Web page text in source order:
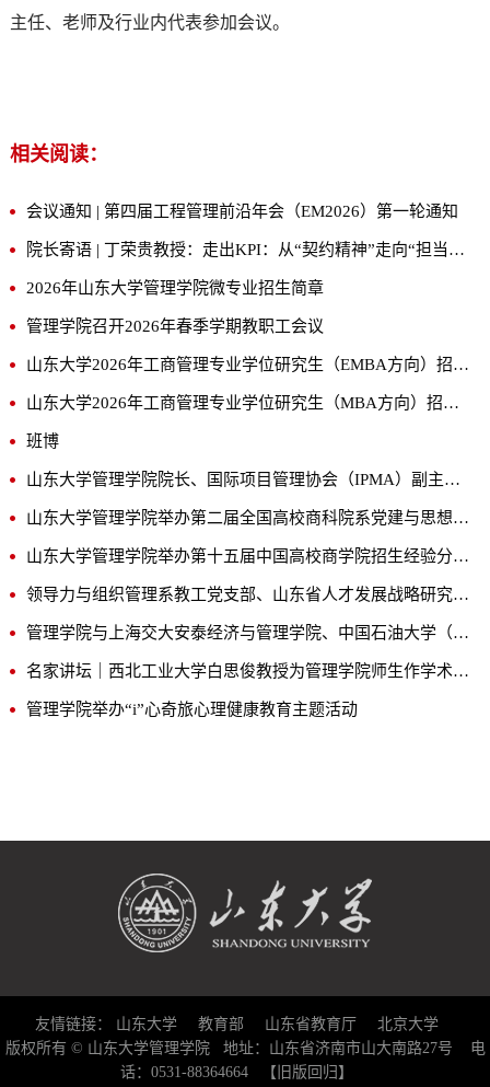
主任、老师及行业内代表参加会议。
相关阅读：
会议通知 | 第四届工程管理前沿年会（EM2026）第一轮通知
院长寄语 | 丁荣贵教授：走出KPI：从“契约精神”走向“担当精神”
2026年山东大学管理学院微专业招生简章
管理学院召开2026年春季学期教职工会议
山东大学2026年工商管理专业学位研究生（EMBA方向）招生简章
山东大学2026年工商管理专业学位研究生（MBA方向）招生简章
班博
山东大学管理学院院长、国际项目管理协会（IPMA）副主席丁荣贵教授受邀出席欧洲公司政绩观教育交流座谈会并授课
山东大学管理学院举办第二届全国高校商科院系党建与思想政治工作研讨会
山东大学管理学院举办第十五届中国高校商学院招生经验分享暨创新培养论坛
领导力与组织管理系教工党支部、山东省人才发展战略研究院党支部赴上海交通大学开展党建共建与学术交流活动
管理学院与上海交大安泰经济与管理学院、中国石油大学（华东）经济管理学院开展座谈交流
名家讲坛｜西北工业大学白思俊教授为管理学院师生作学术报告
管理学院举办“i”心奇旅心理健康教育主题活动
友情链接： 山东大学 教育部 山东省教育厅
北京大学
版权所有 © 山东大学管理学院 地址：山东省济南市山大南路27号 电
话：0531-88364664
【旧版回归】